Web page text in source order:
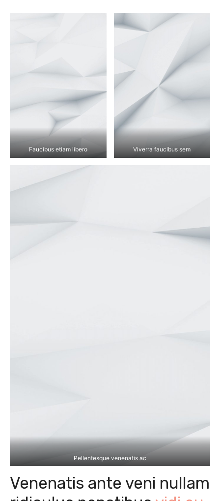
Faucibus etiam libero Viverra faucibus sem
Pellentesque venenatis ac
Venenatis ante veni nullam